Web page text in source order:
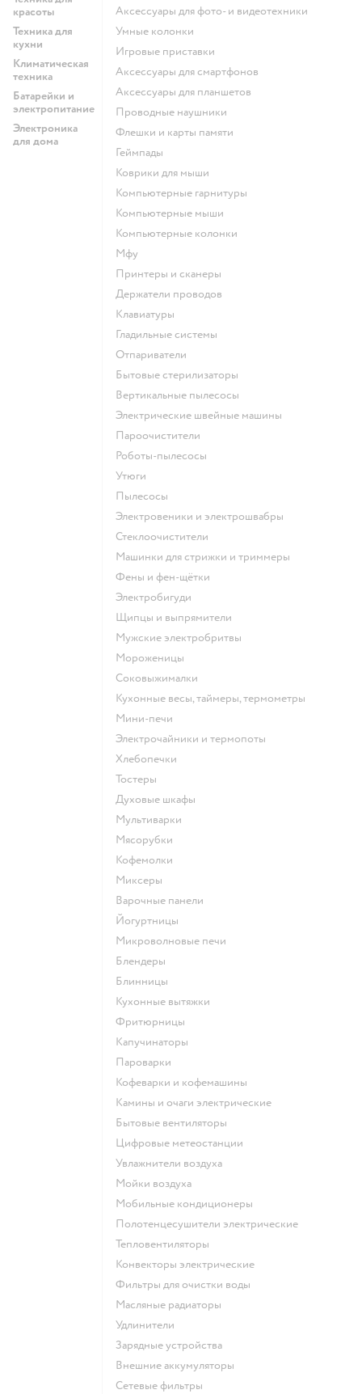
красоты
Техника для
кухни
Климатическая
техника
Батарейки и
электропитание
Электроника
для дома
аксессуары для фото- и видеотехники
умные колонки
игровые приставки
аксессуары для смартфонов
аксессуары для планшетов
проводные наушники
флешки и карты памяти
геймпады
коврики для мыши
компьютерные гарнитуры
компьютерные мыши
компьютерные колонки
мфу
принтеры и сканеры
держатели проводов
клавиатуры
гладильные системы
отпариватели
бытовые стерилизаторы
вертикальные пылесосы
электрические швейные машины
пароочистители
роботы-пылесосы
утюги
пылесосы
электровеники и электрошвабры
стеклоочистители
машинки для стрижки и триммеры
фены и фен-щётки
электробигуди
щипцы и выпрямители
мужские электробритвы
мороженицы
соковыжималки
кухонные весы, таймеры, термометры
мини-печи
электрочайники и термопоты
хлебопечки
тостеры
духовые шкафы
мультиварки
мясорубки
кофемолки
миксеры
варочные панели
йогуртницы
микроволновые печи
блендеры
блинницы
кухонные вытяжки
фритюрницы
капучинаторы
пароварки
кофеварки и кофемашины
камины и очаги электрические
бытовые вентиляторы
цифровые метеостанции
увлажнители воздуха
мойки воздуха
мобильные кондиционеры
полотенцесушители электрические
тепловентиляторы
конвекторы электрические
фильтры для очистки воды
масляные радиаторы
удлинители
зарядные устройства
внешние аккумуляторы
сетевые фильтры